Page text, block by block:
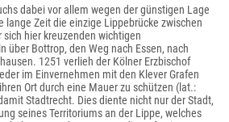
dabei vor allem wegen der günstigen Lage
lange Zeit die einzige Lippebrücke zwischen
hier kreuzenden wichtigen
über Bottrop, den Weg nach Essen, nach
1251 verlieh der Kölner Erzbischof
im Einvernehmen mit den Klever Grafen
Ort durch eine Mauer zu schützen (lat.:
Stadtrecht. Dies diente nicht nur der Stadt,
seines Territoriums an der Lippe, welches